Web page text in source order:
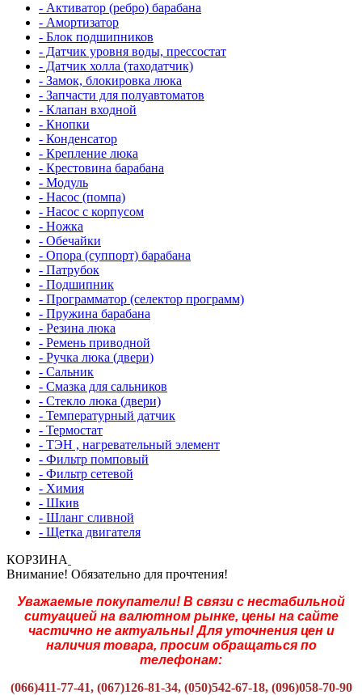
- Активатор (ребро) барабана
- Амортизатор
- Блок подшипников
- Датчик уровня воды, прессостат
- Датчик холла (таходатчик)
- Замок, блокировка люка
- Запчасти для полуавтоматов
- Клапан входной
- Кнопки
- Конденсатор
- Крепление люка
- Крестовина барабана
- Модуль
- Насос (помпа)
- Насос c корпусом
- Ножка
- Обечайки
- Опора (суппорт) барабана
- Патрубок
- Подшипник
- Программатор (селектор программ)
- Пружина барабана
- Резина люка
- Ремень приводной
- Ручка люка (двери)
- Сальник
- Смазка для сальников
- Стекло люка (двери)
- Температурный датчик
- Термостат
- ТЭН , нагревательный элемент
- Фильтр помповый
- Фильтр сетевой
- Химия
- Шкив
- Шланг сливной
- Щетка двигателя
КОРЗИНА
Внимание! Обязательно для прочтения!
Уважаемые покупатели! В связи с нестабильной
ситуацией на валютном рынке, цены на сайте
частично не актуальны! Для уточнения цен и
наличия товара, просим обращаться по
телефонам:
(066)411-77-41, (067)126-81-34, (050)542-67-18, (096)058-70-90